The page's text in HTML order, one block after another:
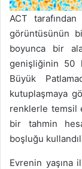
ACT
görüntüsünün
boyunca bir
genişliğinin 50
Büyük
kutuplaşmaya
renklerle temsil
bir tahmin
boşluğu
Evrenin yaşına